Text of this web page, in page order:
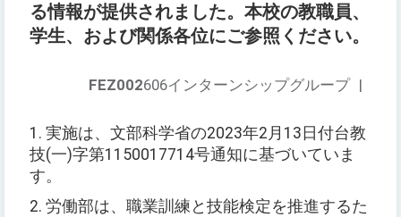
る情報が提供されました。本校の教職員、
学生、および関係各位にご参照ください。
FEZ002606インターンシップグループ |
1. 実施は、文部科学省の2023年2月13日付台教
技(一)字第1150017714号通知に基づいていま
す。
2. 労働部は、職業訓練と技能検定を推進するた